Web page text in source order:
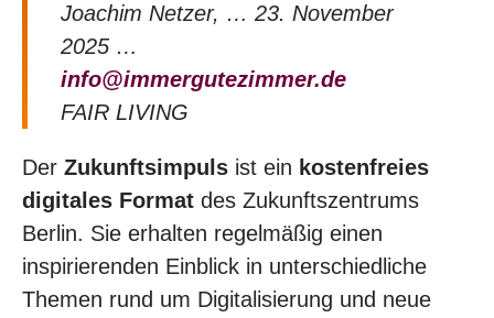
Joachim Netzer, … 23. November
2025 …
info@immergutezimmer.de
FAIR LIVING
Der Zukunftsimpuls ist ein kostenfreies
digitales Format des Zukunftszentrums
Berlin. Sie erhalten regelmäßig einen
inspirierenden Einblick in unterschiedliche
Themen rund um Digitalisierung und neue